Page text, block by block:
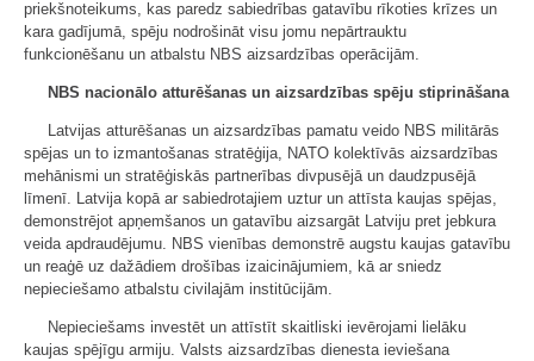
priekšnoteikums, kas paredz sabiedrības gatavību rīkoties krīzes un
kara gadījumā, spēju nodrošināt visu jomu nepārtrauktu
funkcionēšanu un atbalstu NBS aizsardzības operācijām.
NBS nacionālo atturēšanas un aizsardzības spēju stiprināšana
Latvijas atturēšanas un aizsardzības pamatu veido NBS militārās
spējas un to izmantošanas stratēģija, NATO kolektīvās aizsardzības
mehānismi un stratēģiskās partnerības divpusējā un daudzpusējā
līmenī. Latvija kopā ar sabiedrotajiem uztur un attīsta kaujas spējas,
demonstrējot apņemšanos un gatavību aizsargāt Latviju pret jebkura
veida apdraudējumu. NBS vienības demonstrē augstu kaujas gatavību
un reaģē uz dažādiem drošības izaicinājumiem, kā ar sniedz
nepieciešamo atbalstu civilajām institūcijām.
Nepieciešams investēt un attīstīt skaitliski ievērojami lielāku
kaujas spējīgu armiju. Valsts aizsardzības dienesta ieviešana